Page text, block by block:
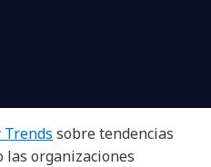
Trends sobre tendencias
las organizaciones